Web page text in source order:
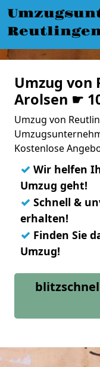
Umzug von
Arolsen ☛
Umzug von
Kostenlose
✓ Wir helfen
Umzug geht!
✓ Schnell &
erhalten!
✓ Finden Sie
Umzug!